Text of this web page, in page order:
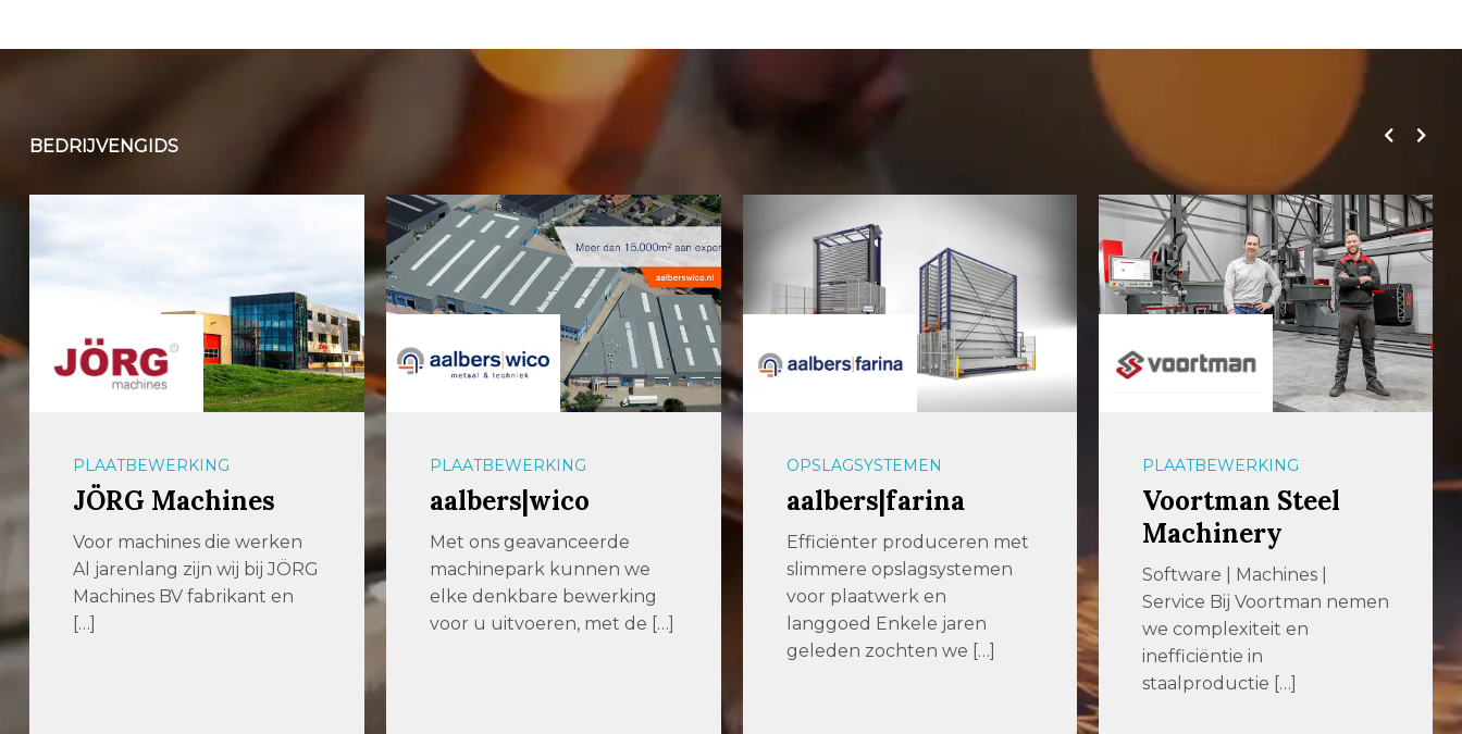
BEDRIJVENGIDS
PLAATBEWERKING
JÖRG Machines
Voor machines die werken
Al jarenlang zijn wij bij JÖRG
Machines BV fabrikant en
[…]
PLAATBEWERKING
aalbers|wico
Met ons geavanceerde
machinepark kunnen we
elke denkbare bewerking
voor u uitvoeren, met de […]
OPSLAGSYSTEMEN
aalbers|farina
Efficiënter produceren met
slimmere opslagsystemen
voor plaatwerk en
langgoed Enkele jaren
geleden zochten we […]
PLAATBEWERKING
Voortman Steel
Machinery
Software | Machines |
Service Bij Voortman nemen
we complexiteit en
inefficiëntie in
staalproductie […]